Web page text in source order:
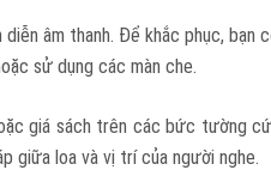
âm thanh. Để khắc phục,
sử dụng các màn che.
giá sách trên các bức tường
giữa loa và vị trí của người nghe.